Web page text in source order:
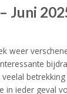
Juni
weer
in ieder geval